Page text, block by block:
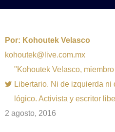
Por: Kohoutek Velasco
kohoutek@live.com.mx
"Kohoutek Velasco,
Libertario. Ni de izquierda
lógico. Activista y escritor
2 agosto, 2016